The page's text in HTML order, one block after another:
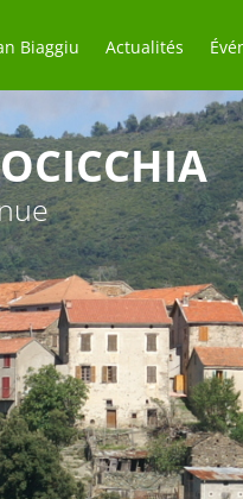
Biaggiu Actualités